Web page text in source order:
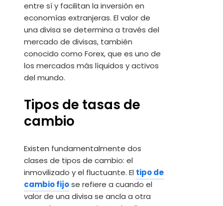
entre sí y facilitan la inversión en
economías extranjeras. El valor de
una divisa se determina a través del
mercado de divisas, también
conocido como Forex, que es uno de
los mercados más líquidos y activos
del mundo.
Tipos de tasas de
cambio
Existen fundamentalmente dos
clases de tipos de cambio: el
inmovilizado y el fluctuante. El tipo de
cambio fijose refiere a cuando el
valor de una divisa se ancla a otra